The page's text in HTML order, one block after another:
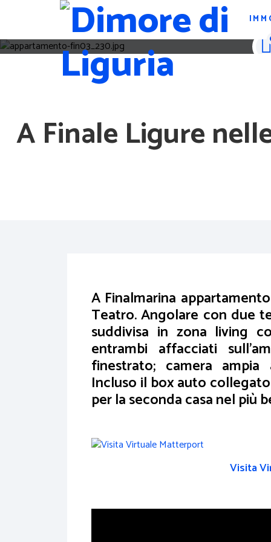
A Finale Ligure
A Finalmarina
Teatro. Angolare con due
suddivisa in zona living
entrambi affacciati
finestrato; camera
Incluso il box auto
per la seconda casa nel più
Visita